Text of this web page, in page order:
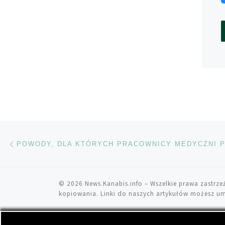
Nawigacja wpisu
© 2026 News.Kanabis.info – Wszelkie prawa
kopiowania. Linki do naszych artykułów możesz